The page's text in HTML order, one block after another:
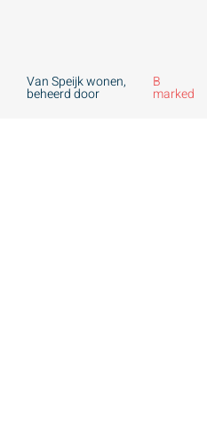
Van Speijk wonen,
beheerd door
B
marked